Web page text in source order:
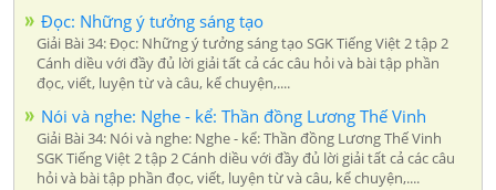
Đọc: Những ý tưởng sáng tạo
Giải Bài 34: Đọc: Những ý tưởng sáng tạo SGK Tiếng Việt 2 tập 2
Cánh diều với đầy đủ lời giải tất cả các câu hỏi và bài tập phần
đọc, viết, luyện từ và câu, kể chuyện,....
Nói và nghe: Nghe - kể: Thần đồng Lương Thế Vinh
Giải Bài 34: Nói và nghe: Nghe - kể: Thần đồng Lương Thế Vinh
SGK Tiếng Việt 2 tập 2 Cánh diều với đầy đủ lời giải tất cả các câu
hỏi và bài tập phần đọc, viết, luyện từ và câu, kể chuyện,....